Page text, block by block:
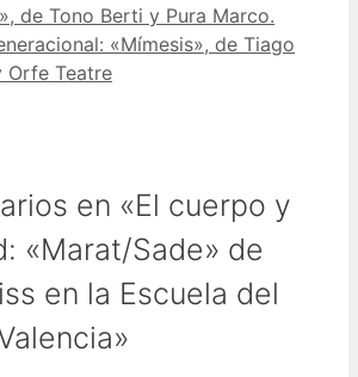
de Tono Berti y Pura Marco.
«Mímesis», de Tiago
Orfe Teatre
en «El cuerpo y
«Marat/Sade» de
en la Escuela del